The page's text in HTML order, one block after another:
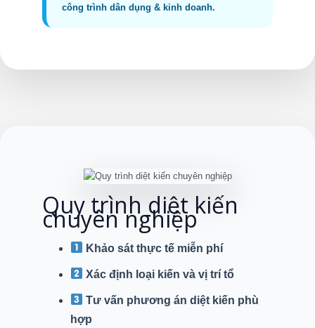
công trình dân dụng & kinh doanh.
Quy trình diệt kiến
chuyên nghiệp
Khảo sát thực tế miễn phí
Xác định loại kiến và vị trí tổ
Tư vấn phương án diệt kiến phù
hợp